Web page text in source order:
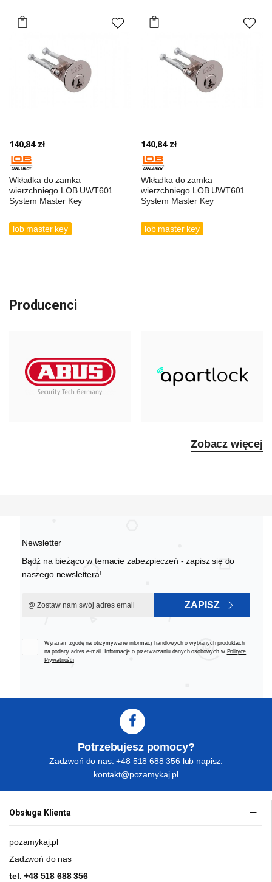
140,84 zł
Wkładka do zamka
wierzchniego LOB UWT601
System Master Key
lob master key
140,84 zł
Wkładka do zamka
wierzchniego LOB UWT601
System Master Key
lob master key
Producenci
Zobacz więcej
Newsletter
Bądź na bieżąco w temacie zabezpieczeń - zapisz się do
naszego newslettera!
ZAPISZ
Wyrażam zgodę na otrzymywanie informacji handlowych o wybranych produktach
na podany adres e-mail. Informacje o przetwarzaniu danych osobowych w Polityce
Prywatności
Potrzebujesz pomocy?
Zadzwoń do nas: +48 518 688 356 lub napisz:
kontakt@pozamykaj.pl
Obsługa Klienta
pozamykaj.pl
Zadzwoń do nas
tel.+48 518 688 356